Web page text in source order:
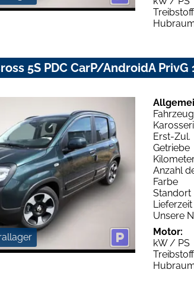
Treibstoff
5S PDC CarP/AndroidA PrivG
Erst-Zul.
Getriebe
Anzahl
Farbe
Standort
Lieferzeit
Unsere
Motor:
kW / PS
Treibstoff